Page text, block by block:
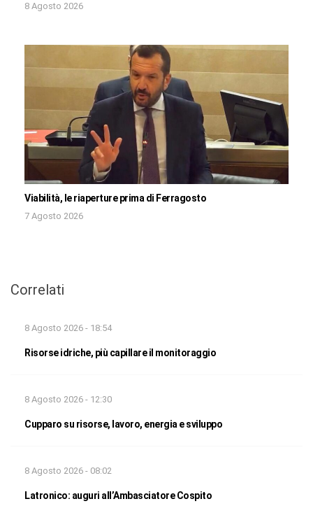
8 Agosto 2026
Viabilità, le riaperture prima di Ferragosto
7 Agosto 2026
Correlati
8 Agosto 2026 - 18:54
Risorse idriche, più capillare il monitoraggio
8 Agosto 2026 - 12:30
Cupparo su risorse, lavoro, energia e sviluppo
8 Agosto 2026 - 08:02
Latronico: auguri all’Ambasciatore Cospito